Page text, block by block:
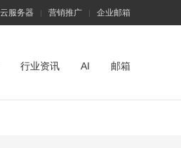
服务器 | 营销推广 | 企业邮箱
行业资讯 AI 邮箱